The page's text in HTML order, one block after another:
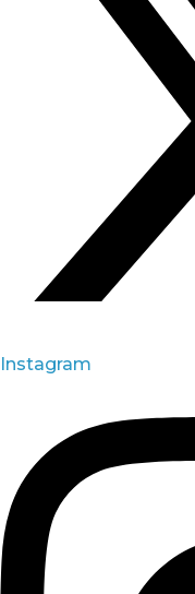
Instagram